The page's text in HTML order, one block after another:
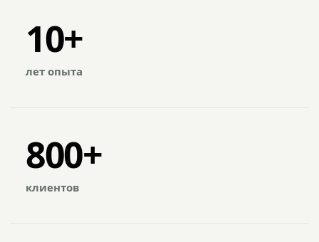
10+
лет опыта
800+
клиентов